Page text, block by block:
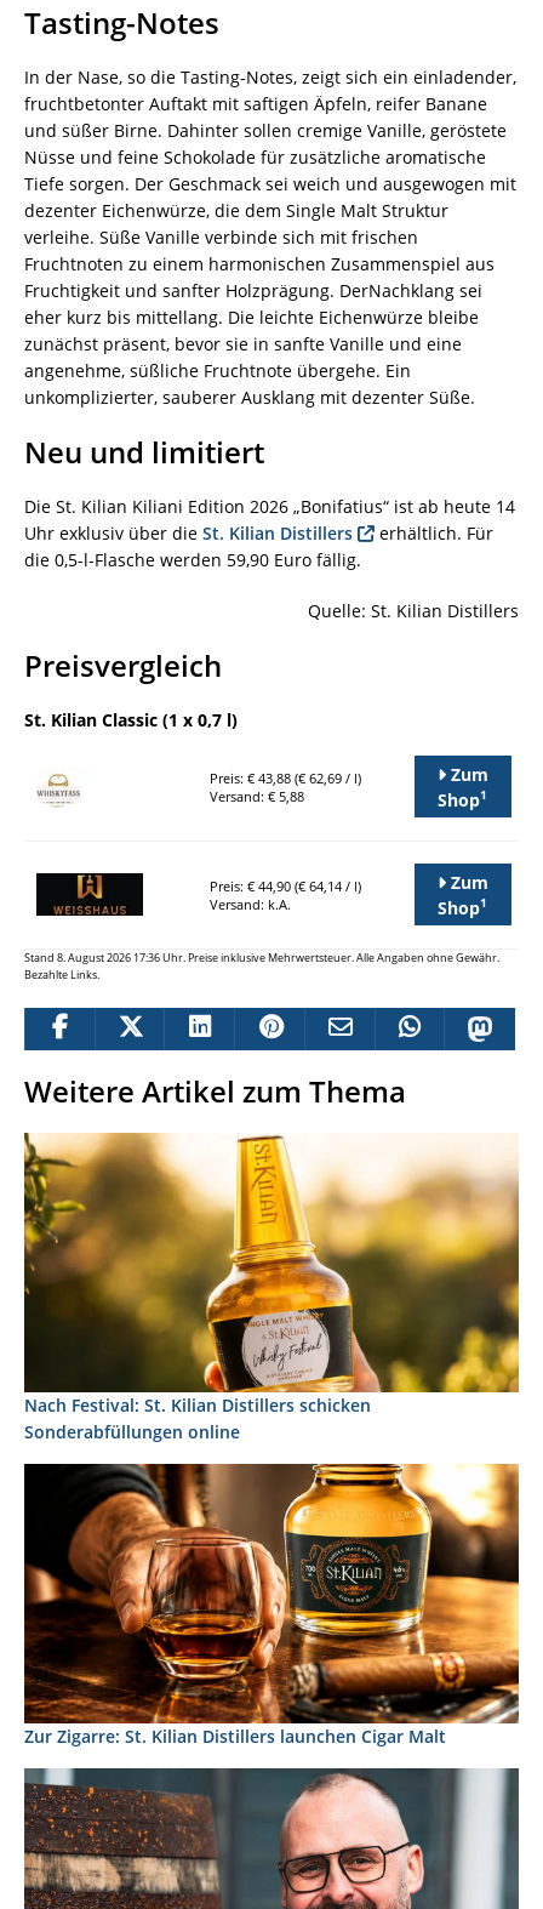
Tasting-Notes
In der Nase, so die Tasting-Notes, zeigt sich ein einladender,
fruchtbetonter Auftakt mit saftigen Äpfeln, reifer Banane
und süßer Birne. Dahinter sollen cremige Vanille, geröstete
Nüsse und feine Schokolade für zusätzliche aromatische
Tiefe sorgen. Der Geschmack sei weich und ausgewogen mit
dezenter Eichenwürze, die dem Single Malt Struktur
verleihe. Süße Vanille verbinde sich mit frischen
Fruchtnoten zu einem harmonischen Zusammenspiel aus
Fruchtigkeit und sanfter Holzprägung. DerNachklang sei
eher kurz bis mittellang. Die leichte Eichenwürze bleibe
zunächst präsent, bevor sie in sanfte Vanille und eine
angenehme, süßliche Fruchtnote übergehe. Ein
unkomplizierter, sauberer Ausklang mit dezenter Süße.
Neu und limitiert
Die St. Kilian Kiliani Edition 2026 „Bonifatius“ ist ab heute 14
Uhr exklusiv über die St. Kilian Distillers
erhältlich. Für
die 0,5-l-Flasche werden 59,90 Euro fällig.
Quelle: St. Kilian Distillers
Preisvergleich
St. Kilian Classic (1 x 0,7 l)
Preis: € 43,88 (€ 62,69 / l)
Versand: € 5,88
Zum
Shop1
Preis: € 44,90 (€ 64,14 / l)
Versand: k.A.
Zum
Shop1
Stand 8. August 2026 17:36 Uhr. Preise inklusive Mehrwertsteuer. Alle Angaben ohne Gewähr.
Bezahlte Links.
Weitere Artikel zum Thema
Nach Festival: St. Kilian Distillers schicken
Sonderabfüllungen online
Zur Zigarre: St. Kilian Distillers launchen Cigar Malt